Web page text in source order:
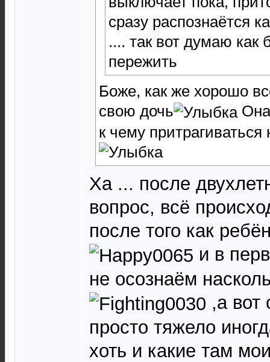
сразу распознаётся
.... так вот думаю как
пережить
Боже, как же хорошо
свою дочь
к чему
Ха ... после
вопрос, всё
после того как
и в
не осознаём
,а вот
просто тяжело
хоть и какие там